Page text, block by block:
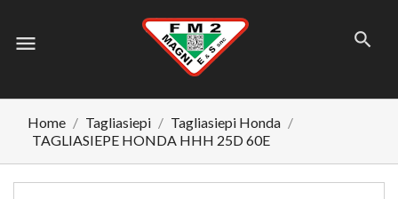
menu
Home Tagliasiepi
Tagliasiepi Honda
TAGLIASIEPE HONDA HHH 25D 60E